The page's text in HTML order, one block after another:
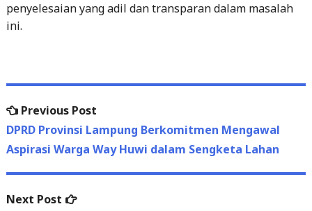
penyelesaian yang adil dan transparan dalam masalah
ini.
Post
navigation
Previous PostPrevious
post:
DPRD Provinsi Lampung Berkomitmen Mengawal
Aspirasi Warga Way Huwi dalam Sengketa Lahan
Next Post
Next